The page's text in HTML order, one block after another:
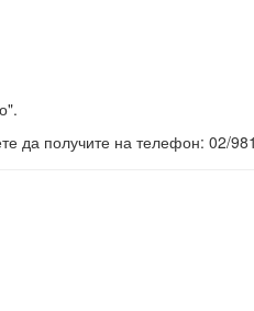
да получите на телефон: 02/